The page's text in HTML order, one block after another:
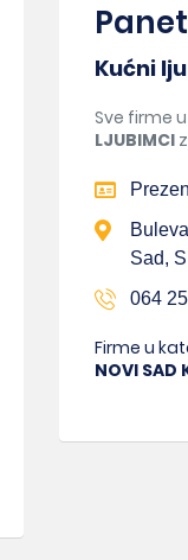
Kućni
Sve firme
LJUBIMCI
Sad,
064
Firme u
NOVI SAD